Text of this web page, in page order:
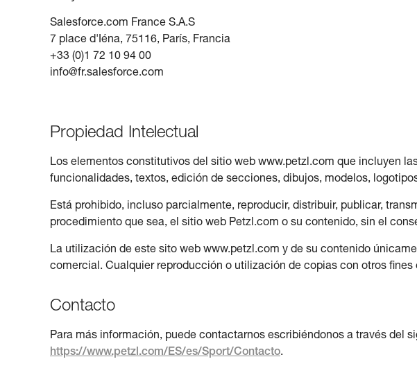
Salesforce.com France S.A.S
7 place d'Iéna, 75116, París, Francia
+33 (0)1 72 10 94 00
info@fr.salesforce.com
Propiedad Intelectual
Los elementos constitutivos del sitio web www.petzl.com que incluyen
funcionalidades, textos, edición de secciones, dibujos, modelos,
Está prohibido, incluso parcialmente, reproducir, distribuir, publicar,
procedimiento que sea, el sitio web Petzl.com o su contenido, sin el
La utilización de este sito web www.petzl.com y de su contenido
comercial. Cualquier reproducción o utilización de copias con otros fines
Contacto
Para más información, puede contactarnos escribiéndonos a través del
https://www.petzl.com/ES/es/Sport/Contacto.